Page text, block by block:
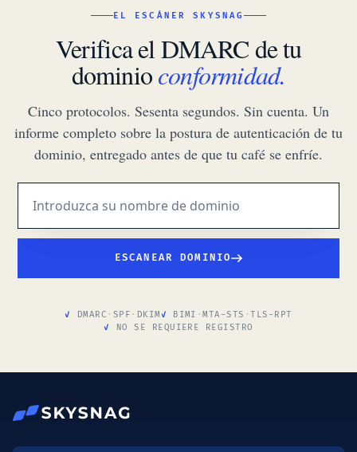
EL ESCÁNER SKYSNAG
Verifica el DMARC de tu
dominioconformidad.
Cinco protocolos. Sesenta segundos. Sin cuenta. Un
informe completo sobre la postura de autenticación de tu
dominio, entregado antes de que tu café se enfríe.
ESCANEAR DOMINIO
DMARC · SPF · DKIM BIMI ·MTA-STS ·TLS-RPT
NO SE REQUIERE REGISTRO